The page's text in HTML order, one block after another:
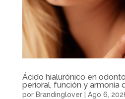
Ácido hialurónico en
perioral, función y armonía
por Brandinglover| Ago 6,